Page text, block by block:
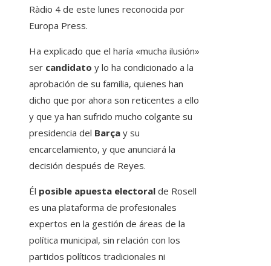
Ràdio 4 de este lunes reconocida por
Europa Press.
Ha explicado que el haría «mucha ilusión»
ser candidato y lo ha condicionado a la
aprobación de su familia, quienes han
dicho que por ahora son reticentes a ello
y que ya han sufrido mucho colgante su
presidencia del Barça y su
encarcelamiento, y que anunciará la
decisión después de Reyes.
Él posible apuesta electoral de Rosell
es una plataforma de profesionales
expertos en la gestión de áreas de la
política municipal, sin relación con los
partidos políticos tradicionales ni